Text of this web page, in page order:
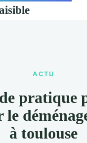
ACTU
pratique
le
à toulouse